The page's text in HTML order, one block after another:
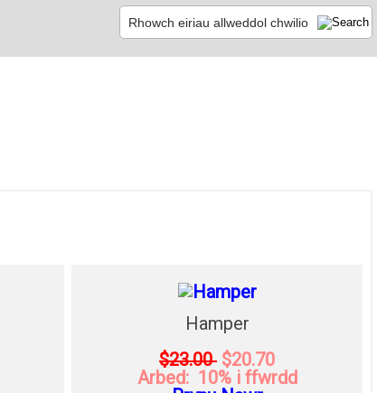
Hamper
$23.00 $20.70
Arbed: 10% i ffwrdd